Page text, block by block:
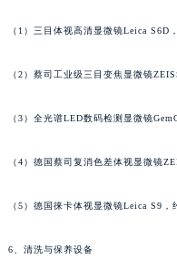
（1）三目体视高清显微镜Leica S6D
（2）蔡司工业级三目变焦显微镜
（3）全光谱LED数码检测显微镜
（4）德国蔡司复消色差体视显微镜
（5）德国徕卡体视显微镜Leica S9，
6、清洗与保养设备